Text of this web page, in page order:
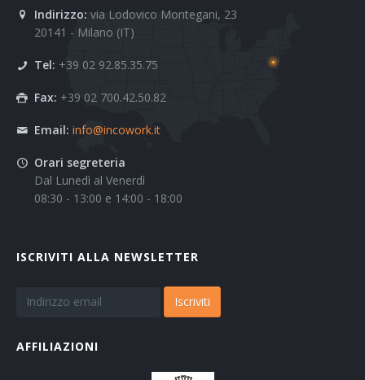
Indirizzo: via Lodovico Montegani, 23
20141 - Milano (IT)
Tel: +39 02 92.85.35.75
Fax: +39 02 700.42.50.82
Email: info@incowork.it
Orari segreteria
Dal Lunedì al Venerdì
08:30 - 13:00 e 14:00 - 18:00
ISCRIVITI ALLA NEWSLETTER
Iscriviti
AFFILIAZIONI